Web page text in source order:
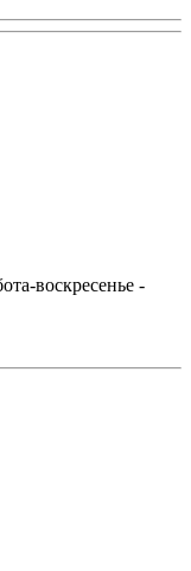
воскресенье -